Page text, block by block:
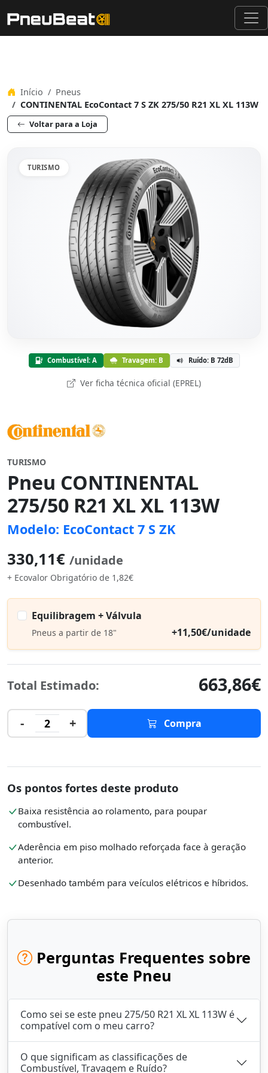
Início
Pneus
CONTINENTAL EcoContact 7 S ZK 275/50 R21 XL XL 113W
Voltar para a Loja
TURISMO
Combustível: A Travagem: B Ruído: B 72dB
Ver ficha técnica oficial (EPREL)
TURISMO
Pneu CONTINENTAL
275/50 R21 XL XL 113W
Modelo: EcoContact 7 S ZK
330,11€ /unidade
+ Ecovalor Obrigatório de 1,82€
Equilibragem + Válvula
Pneus a partir de 18" +11,50€/unidade
Total Estimado: 663,86€
- 2 + Compra
Os pontos fortes deste produto
Baixa resistência ao rolamento, para poupar
combustível.
Aderência em piso molhado reforçada face à geração
anterior.
Desenhado também para veículos elétricos e híbridos.
Perguntas Frequentes sobre
este Pneu
Como sei se este pneu 275/50 R21 XL XL 113W é
compatível com o meu carro?
O que significam as classificações de
Combustível, Travagem e Ruído?